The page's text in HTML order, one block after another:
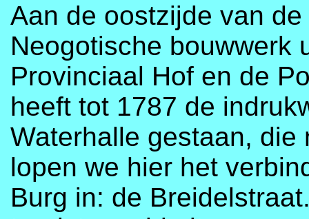
Aan de oostzijde van
Neogotische bouwwerk
Provinciaal Hof en de
heeft tot 1787 de
Waterhalle gestaan,
lopen we hier het
Burg in: de